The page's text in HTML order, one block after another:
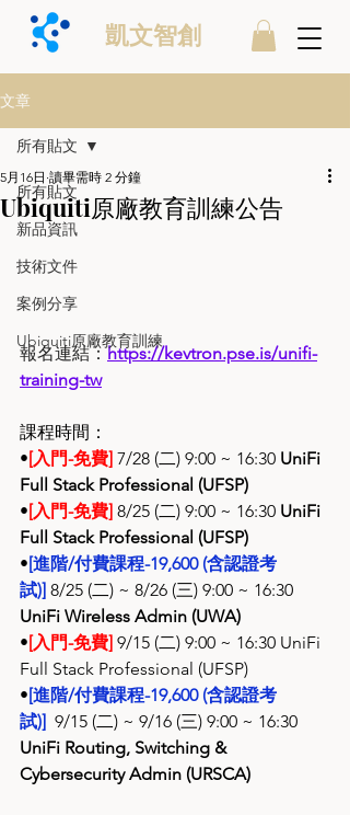
凱文智創
文章
所有貼文
新品資訊
技術文件
案例分享
Ubiquiti原廠教育訓練
所有貼文
Ubiquiti原廠教育訓練公告
5月16日 讀畢需時 2 分鐘
報名連結：https://kevtron.pse.is/unifi-
training-tw
課程時間：
•[入門-免費] 7/28 (二) 9:00 ~ 16:30 UniFi
Full Stack Professional (UFSP)
•[入門-免費] 8/25 (二) 9:00 ~ 16:30 UniFi
Full Stack Professional (UFSP)
•[進階/付費課程-19,600 (含認證考
試)] 8/25 (二) ~ 8/26 (三) 9:00 ~ 16:30
UniFi Wireless Admin (UWA)
•[入門-免費] 9/15 (二) 9:00 ~ 16:30 UniFi
Full Stack Professional (UFSP)
•[進階/付費課程-19,600 (含認證考
試)] 9/15 (二) ~ 9/16 (三) 9:00 ~ 16:30
UniFi Routing, Switching &
Cybersecurity Admin (URSCA)